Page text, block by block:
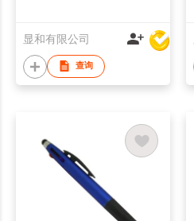
显和有限公司
查询